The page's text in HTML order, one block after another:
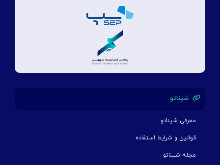
شیناتو
معرفی شیناتو
قوانین و شرایط استفاده
مجله شیناتو